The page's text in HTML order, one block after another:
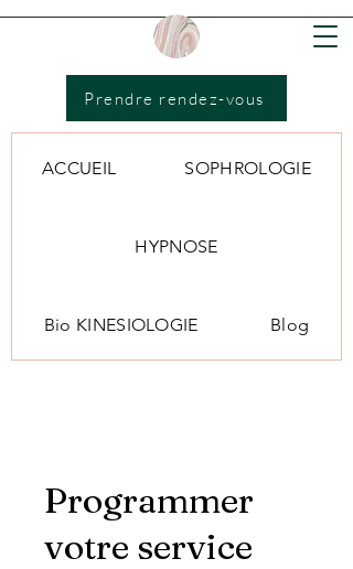
Prendre rendez-vous
ACCUEIL SOPHROLOGIE
HYPNOSE
Bio KINESIOLOGIE Blog
Programmer
votre service